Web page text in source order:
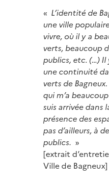
« L’identité de
une ville
vivre, où il y a
verts, beaucoup
publics, etc. (…) Il
une continuité
verts de
qui m’a
suis arrivée dans
présence des
pas d’ailleurs, à
publics. »
[extrait
Ville de Bagneux]